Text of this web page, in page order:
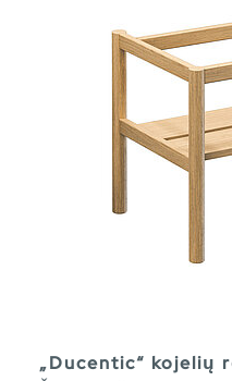
„Ducentic“ kojelių